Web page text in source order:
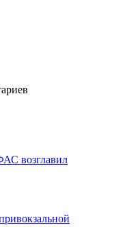
возглавил